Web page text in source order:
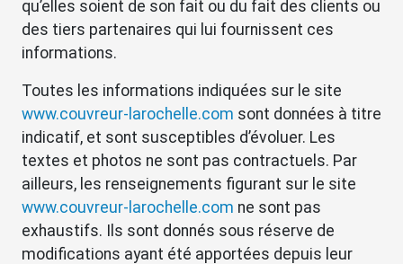
qu’elles soient de son fait ou du fait des clients ou
des tiers partenaires qui lui fournissent ces
informations.
Toutes les informations indiquées sur le site
www.couvreur-larochelle.com sont données à titre
indicatif, et sont susceptibles d’évoluer. Les
textes et photos ne sont pas contractuels. Par
ailleurs, les renseignements figurant sur le site
www.couvreur-larochelle.com ne sont pas
exhaustifs. Ils sont donnés sous réserve de
modifications ayant été apportées depuis leur